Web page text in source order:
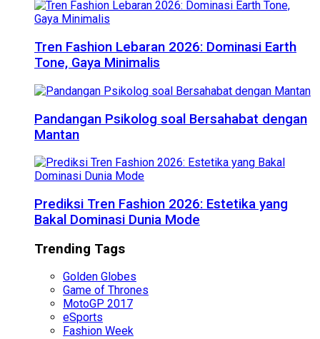
Tren Fashion Lebaran 2026: Dominasi Earth
Tone, Gaya Minimalis
Pandangan Psikolog soal Bersahabat dengan
Mantan
Prediksi Tren Fashion 2026: Estetika yang
Bakal Dominasi Dunia Mode
Trending Tags
Golden Globes
Game of Thrones
MotoGP 2017
eSports
Fashion Week